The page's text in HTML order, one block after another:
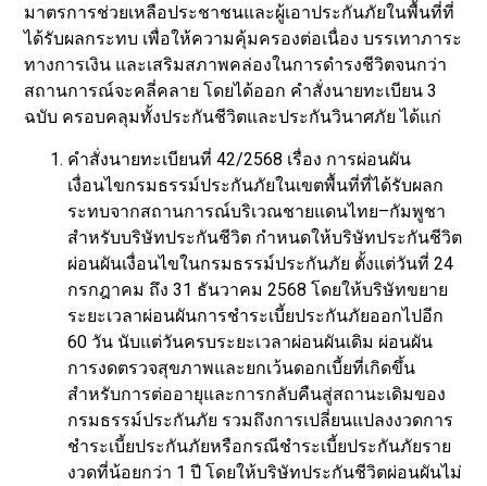
มาตรการช่วยเหลือประชาชนและผู้เอาประกันภัยในพื้นที่ที่
ได้รับผลกระทบ เพื่อให้ความคุ้มครองต่อเนื่อง บรรเทาภาระ
ทางการเงิน และเสริมสภาพคล่องในการดำรงชีวิตจนกว่า
สถานการณ์จะคลี่คลาย โดยได้ออก คำสั่งนายทะเบียน 3
ฉบับ ครอบคลุมทั้งประกันชีวิตและประกันวินาศภัย ได้แก่
คำสั่งนายทะเบียนที่ 42/2568 เรื่อง การผ่อนผัน
เงื่อนไขกรมธรรม์ประกันภัยในเขตพื้นที่ที่ได้รับผลก
ระทบจากสถานการณ์บริเวณชายแดนไทย–กัมพูชา
สำหรับบริษัทประกันชีวิต กำหนดให้บริษัทประกันชีวิต
ผ่อนผันเงื่อนไขในกรมธรรม์ประกันภัย ตั้งแต่วันที่ 24
กรกฎาคม ถึง 31 ธันวาคม 2568 โดยให้บริษัทขยาย
ระยะเวลาผ่อนผันการชำระเบี้ยประกันภัยออกไปอีก
60 วัน นับแต่วันครบระยะเวลาผ่อนผันเดิม ผ่อนผัน
การงดตรวจสุขภาพและยกเว้นดอกเบี้ยที่เกิดขึ้น
สำหรับการต่ออายุและการกลับคืนสู่สถานะเดิมของ
กรมธรรม์ประกันภัย รวมถึงการเปลี่ยนแปลงงวดการ
ชำระเบี้ยประกันภัยหรือกรณีชำระเบี้ยประกันภัยราย
งวดที่น้อยกว่า 1 ปี โดยให้บริษัทประกันชีวิตผ่อนผันไม่